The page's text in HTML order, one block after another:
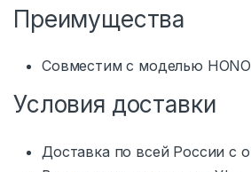
Преимущества
Совместим с моделью
Условия доставки
Доставка по всей России с